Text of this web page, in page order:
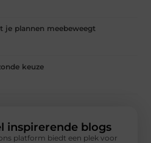
je plannen meebeweegt
keuze
inspirerende blogs
platform biedt een plek voor